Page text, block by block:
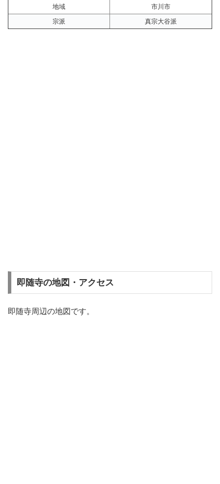
地域
市川市
宗派
真宗大谷派
即随寺の地図・アクセス
即随寺周辺の地図です。